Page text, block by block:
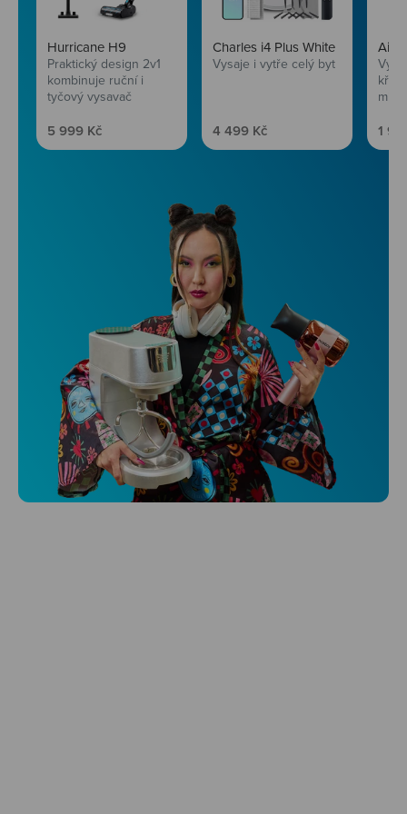
Hurricane H9
Praktický design 2v1
kombinuje ruční i
tyčový vysavač
Prodejní cena
5 999 Kč
Charles i4 Plus White
Vysaje i vytře celý byt
Prodejní cena
4 499 Kč 1
Niceboy ONE Ultra
Hlídá ti zdraví, spánek i pohyb a ještě k
tomu platí.